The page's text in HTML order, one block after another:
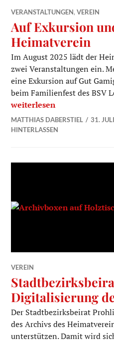
VERANSTALTUNGEN,VEREIN
Auf Exkursion
Heimatverein
Im August 2025 lädt der
zwei Veranstaltungen ein.
eine Exkursion auf Gut
beim Familienfest des BSV
Auf Exkursion und aktiv
weiterlesen
MATTHIAS DABERSTIEL 31.
HINTERLASSEN
VEREIN
Digitalisierung
Der Stadtbezirksbeirat
des Archivs des
unterstützen. Damit wird